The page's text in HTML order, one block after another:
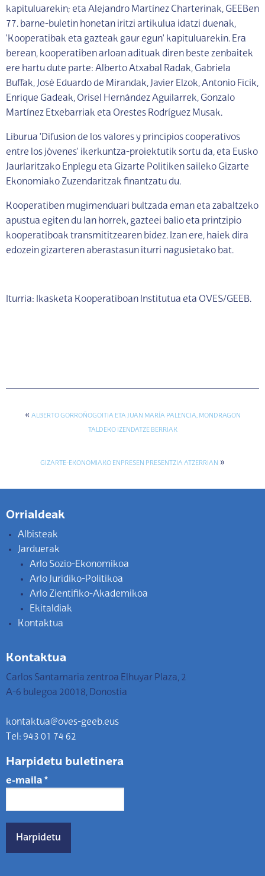
kapituluarekin; eta Alejandro Martínez Charterinak, GEEBen
77. barne-buletin honetan iritzi artikulua idatzi duenak,
'Kooperatibak eta gazteak gaur egun' kapituluarekin. Era
berean, kooperatiben arloan adituak diren beste zenbaitek
ere hartu dute parte: Alberto Atxabal Radak, Gabriela
Buffak, José Eduardo de Mirandak, Javier Elzok, Antonio Ficik,
Enrique Gadeak, Orisel Hernández Aguilarrek, Gonzalo
Martínez Etxebarriak eta Orestes Rodríguez Musak.
Liburua 'Difusion de los valores y principios cooperativos
entre los jóvenes' ikerkuntza-proiektutik sortu da, eta Eusko
Jaurlaritzako Enplegu eta Gizarte Politiken saileko Gizarte
Ekonomiako Zuzendaritzak finantzatu du.
Kooperatiben mugimenduari bultzada eman eta zabaltzeko
apustua egiten du lan horrek, gazteei balio eta printzipio
kooperatiboak transmititzearen bidez. Izan ere, haiek dira
edozein gizarteren aberastasun iturri nagusietako bat.
Iturria: Ikasketa Kooperatiboan Institutua eta OVES/GEEB.
« ALBERTO GORROÑOGOITIA ETA JUAN MARÍA PALENCIA, MONDRAGON
TALDEKO IZENDATZE BERRIAK
GIZARTE-EKONOMIAKO ENPRESEN PRESENTZIA ATZERRIAN »
Orrialdeak
Albisteak
Jarduerak
Arlo Sozio-Ekonomikoa
Arlo Juridiko-Politikoa
Arlo Zientifiko-Akademikoa
Ekitaldiak
Kontaktua
Kontaktua
Carlos Santamaria zentroa Elhuyar Plaza, 2
A-6 bulegoa 20018, Donostia
kontaktua@oves-geeb.eus
Tel: 943 01 74 62
Harpidetu buletinera
e-maila *